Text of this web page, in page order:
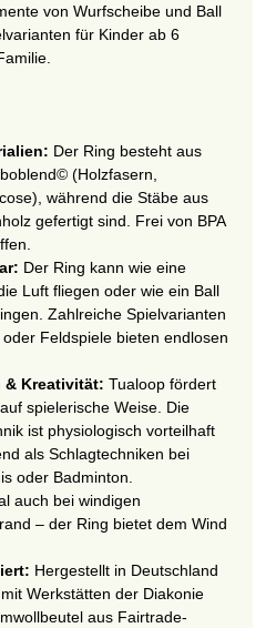
von Wurfscheibe und Ball
für Kinder ab 6
Der Ring besteht aus
(Holzfasern,
während die Stäbe aus
gefertigt sind. Frei von BPA
Der Ring kann wie eine
Luft fliegen oder wie ein Ball
Zahlreiche Spielvarianten
Feldspiele bieten endlosen
& Kreativität: Tualoop fördert
spielerische Weise. Die
ist physiologisch vorteilhaft
als Schlagtechniken bei
oder Badminton.
auch bei windigen
– der Ring bietet dem Wind
Hergestellt in Deutschland
Werkstätten der Diakonie
aus Fairtrade-